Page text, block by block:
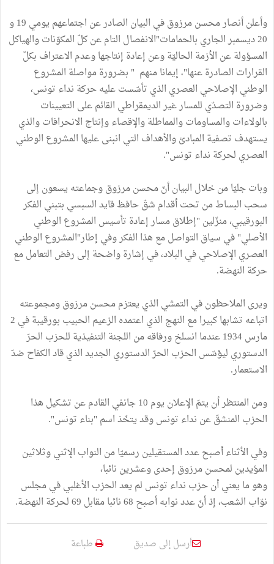
وأعلن أنصار محسن مرزوق في البيان الصادر عن اجتماعهم يومي 19 و
20 ديسمبر الجاري بالحمامات"الانفصال التام عن كلّ المكوّنات والهياكل
المسؤولة عن الأزمة الحاليّة وعن إعادة إنتاجها وعدم الاعتراف بكلّ
القرارات الصادرة عنها"، إيمانا منهم " بضرورة مواصلة المشروع
الوطني الإصلاحي العصري الذي تأسّست عليه حركة نداء تونس،
وضرورة التصدّي للمسار غير الديمقراطي القائم على التعيينات
بالولاءات والمساومات والمماطلة والإقصاء وإنتاج الانحرافات والذي
يستهدف تصفية المبادئ والأهداف التي انبنى عليها المشروع الوطني
العصري لحركة نداء تونس".
وبات جليّا من خلال البيان أنّ محسن مرزوق وجماعته يسعون إلى
سحب البساط من تحت أقدام شقّ حافظ قايد السبسي بتبني الفكر
البورقيبي، منزّلين "إطلاق مسار إعادة تأسيس المشروع الوطني
الأصلي" في سياق التواصل مع هذا الفكر وفي إطار"المشروع الوطني
العصري الإصلاحي في البلاد، في إشارة واضحة إلى رفض التعامل مع
حركة النهضة.
ويرى الملاحظون في التمشي الذي يعتزم محسن مرزوق ومجموعته
اتباعه تشابها كبيرا مع النهج الذي اعتمده الزعيم الحبيب بورقيبة في 2
مارس 1934 عندما انسلخ ورفاقه من اللجنة التنفيذية للحزب الحرّ
الدستوري ليؤسّس الحزب الحرّ الدستوري الجديد الذي قاد الكفاح ضدّ
الاستعمار.
ومن المنتظر أن يتمّ الإعلان يوم 10 جانفي القادم عن تشكيل هذا
الحزب المنشقّ عن نداء تونس وقد يتخّذ اسم "بناء تونس".
وفي الأثناء أصبح عدد المستقيلين رسميّا من النواب الإثني وثلاثين
المؤيدين لمحسن مرزوق إحدى وعشرين نائبا،
وهو ما يعني أن حزب نداء تونس لم يعد الحزب الأغلبي في مجلس
نوّاب الشعب، إذ أنّ عدد نوابه أصبح 68 نائبا مقابل 69 لحركة النهضة.
أرسل إلى صديق طباعة